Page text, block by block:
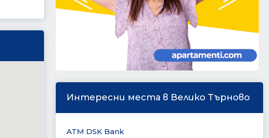
Интересни места в Велико Търново
ATM DSK Bank